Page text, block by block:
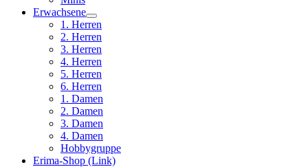
Erwachsene
1. Herren
2. Herren
3. Herren
4. Herren
5. Herren
6. Herren
1. Damen
2. Damen
3. Damen
4. Damen
Hobbygruppe
Erima-Shop (Link)